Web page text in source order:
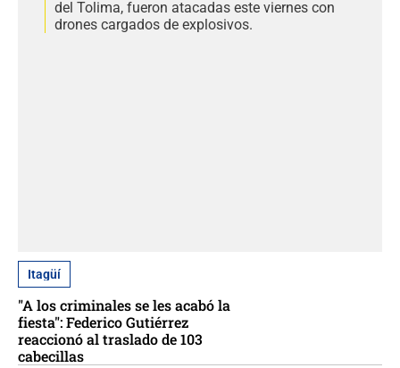
del Tolima, fueron atacadas este viernes con
drones cargados de explosivos.
Itagüí
"A los criminales se les acabó la
fiesta": Federico Gutiérrez
reaccionó al traslado de 103
cabecillas